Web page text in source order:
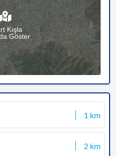
Kışla
Göster
1 km
2 km